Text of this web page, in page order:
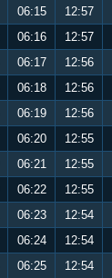
06:15 12:57
06:16 12:57
06:17 12:56
06:18 12:56
06:19 12:56
06:20 12:55
06:21 12:55
06:22 12:55
06:23 12:54
06:24 12:54
06:25 12:54